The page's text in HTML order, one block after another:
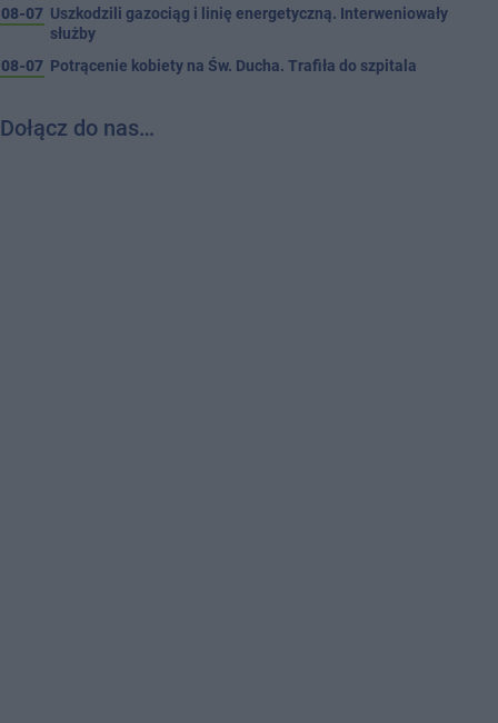
08-07 Uszkodzili gazociąg i linię energetyczną. Interweniowały
służby
08-07 Potrącenie kobiety na Św. Ducha. Trafiła do szpitala
Dołącz do nas…